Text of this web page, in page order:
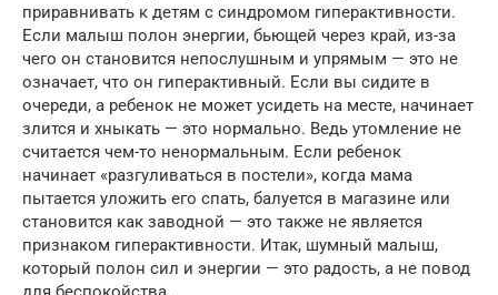
приравнивать к детям с синдромом гиперактивности.
Если малыш полон энергии, бьющей через край, из-за
чего он становится непослушным и упрямым — это не
означает, что он гиперактивный. Если вы сидите в
очереди, а ребенок не может усидеть на месте, начинает
злится и хныкать — это нормально. Ведь утомление не
считается чем-то ненормальным. Если ребенок
начинает «разгуливаться в постели», когда мама
пытается уложить его спать, балуется в магазине или
становится как заводной — это также не является
признаком гиперактивности. Итак, шумный малыш,
который полон сил и энергии — это радость, а не повод